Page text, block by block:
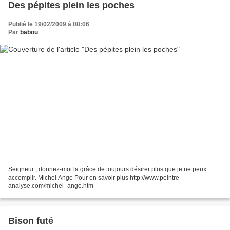
Des pépites plein les poches
Publié le 19/02/2009 à 08:06
Par babou
Seigneur , donnez-moi la grâce de toujours désirer plus que je ne peux
accomplir. Michel Ange Pour en savoir plus http://www.peintre-
analyse.com/michel_ange.htm
Bison futé